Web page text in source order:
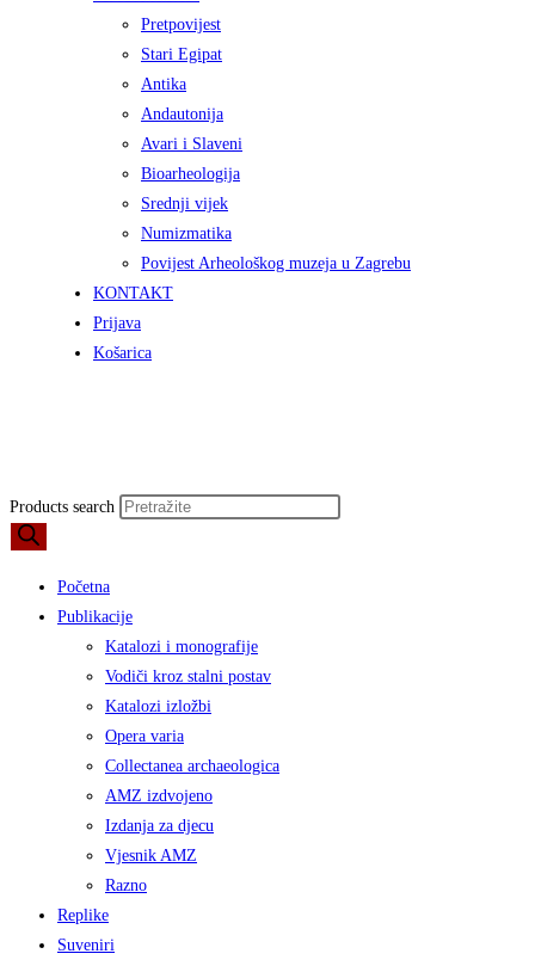
Pretpovijest
Stari Egipat
Antika
Andautonija
Avari i Slaveni
Bioarheologija
Srednji vijek
Numizmatika
Povijest Arheološkog muzeja u Zagrebu
KONTAKT
Prijava
Košarica
Products search
Početna
Publikacije
Katalozi i monografije
Vodiči kroz stalni postav
Katalozi izložbi
Opera varia
Collectanea archaeologica
AMZ izdvojeno
Izdanja za djecu
Vjesnik AMZ
Razno
Replike
Suveniri